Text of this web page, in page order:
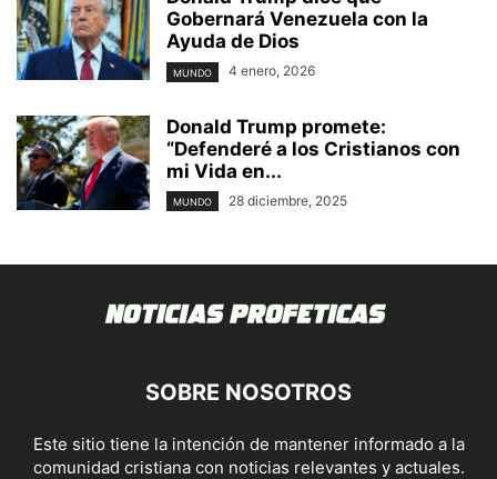
Gobernará Venezuela con la
Ayuda de Dios
MUNDO 4 enero, 2026
Donald Trump promete:
“Defenderé a los Cristianos con
mi Vida en...
MUNDO 28 diciembre, 2025
SOBRE NOSOTROS
Este sitio tiene la intención de mantener informado a la
comunidad cristiana con noticias relevantes y actuales.